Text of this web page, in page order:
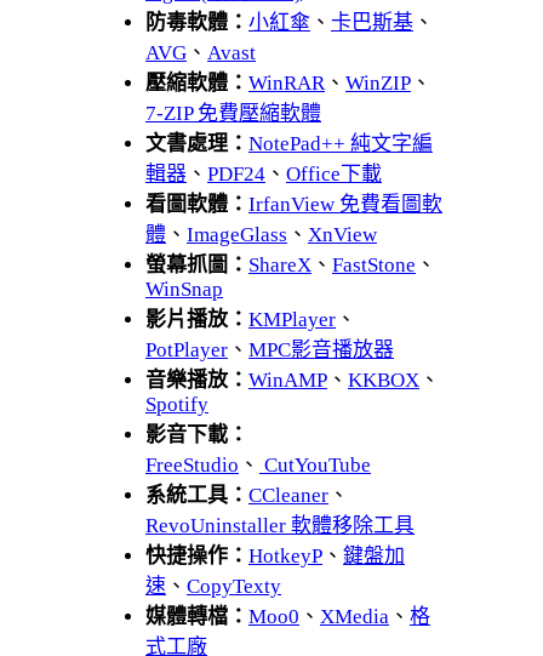
防毒軟體： 小紅傘 、 卡巴斯基 、
AVG 、 Avast
壓縮軟體： WinRAR、 WinZIP 、
7-ZIP 免費壓縮軟體
文書處理： NotePad++ 純文字編
輯器 、 PDF24 、 Office下載
看圖軟體： IrfanView 免費看圖軟
體 、 ImageGlass 、 XnView
螢幕抓圖： ShareX 、 FastStone 、
WinSnap
影片播放： KMPlayer 、
PotPlayer 、 MPC影音播放器
音樂播放： WinAMP 、 KKBOX 、
Spotify
影音下載：
FreeStudio 、 CutYouTube
系統工具： CCleaner 、
RevoUninstaller 軟體移除工具
快捷操作： HotkeyP 、 鍵盤加
速 、 CopyTexty
媒體轉檔： Moo0 、 XMedia 、 格
式工廠